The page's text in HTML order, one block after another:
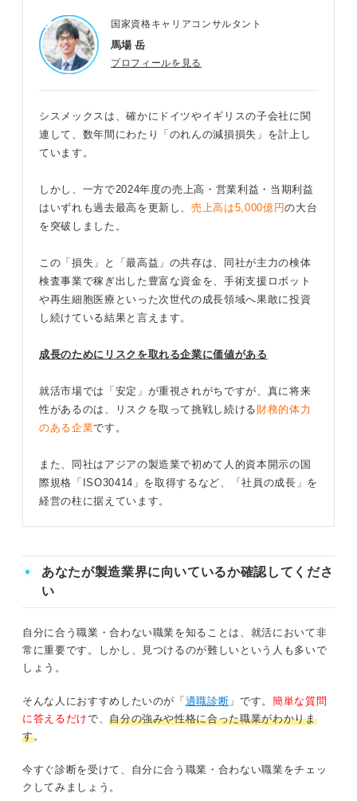
国家資格キャリアコンサルタント
馬場 岳
プロフィールを見る
シスメックスは、確かにドイツやイギリスの子会社に関
連して、数年間にわたり「のれんの減損損失」を計上し
ています。
しかし、一方で2024年度の売上高・営業利益・当期利益
はいずれも過去最高を更新し、売上高は5,000億円の大台
を突破しました。
この「損失」と「最高益」の共存は、同社が主力の検体
検査事業で稼ぎ出した豊富な資金を、手術支援ロボット
や再生細胞医療といった次世代の成長領域へ果敢に投資
し続けている結果と言えます。
成長のためにリスクを取れる企業に価値がある
就活市場では「安定」が重視されがちですが、真に将来
性があるのは、リスクを取って挑戦し続ける 財務的体力
のある企業です。
また、同社はアジアの製造業で初めて人的資本開示の国
際規格「ISO30414」を取得するなど、「社員の成長」を
経営の柱に据えています。
あなたが製造業界に向いているか確認してくださ
い
自分に合う職業・合わない職業を知ることは、就活において非
常に重要です。しかし、見つけるのが難しいという人も多いで
しょう。
そんな人におすすめしたいのが「 適職診断 」です。 簡単な質問
に答えるだけで、自分の強みや性格に合った職業がわかりま
す。
今すぐ診断を受けて、自分に合う職業・合わない職業をチェッ
クしてみましょう。